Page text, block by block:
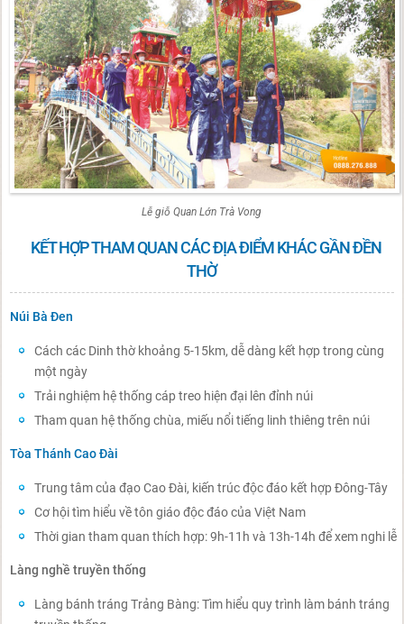
Lễ giỗ Quan Lớn Trà Vong
KẾT HỢP THAM QUAN CÁC ĐỊA ĐIỂM KHÁC GẦN ĐỀN
THỜ
Núi Bà Đen
Cách các Dinh thờ khoảng 5-15km, dễ dàng kết hợp trong cùng
một ngày
Trải nghiệm hệ thống cáp treo hiện đại lên đỉnh núi
Tham quan hệ thống chùa, miếu nổi tiếng linh thiêng trên núi
Tòa Thánh Cao Đài
Trung tâm của đạo Cao Đài, kiến trúc độc đáo kết hợp Đông-Tây
Cơ hội tìm hiểu về tôn giáo độc đáo của Việt Nam
Thời gian tham quan thích hợp: 9h-11h và 13h-14h để xem nghi lễ
Làng nghề truyền thống
Làng bánh tráng Trảng Bàng: Tìm hiểu quy trình làm bánh tráng